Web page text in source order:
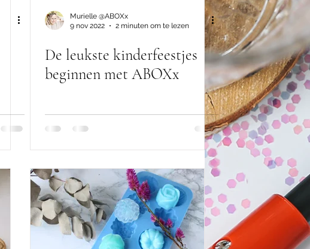
Murielle @ABOXx
9 nov 2022
2 minuten om te lezen
De leukste kinderfeestjes
beginnen met ABOXx